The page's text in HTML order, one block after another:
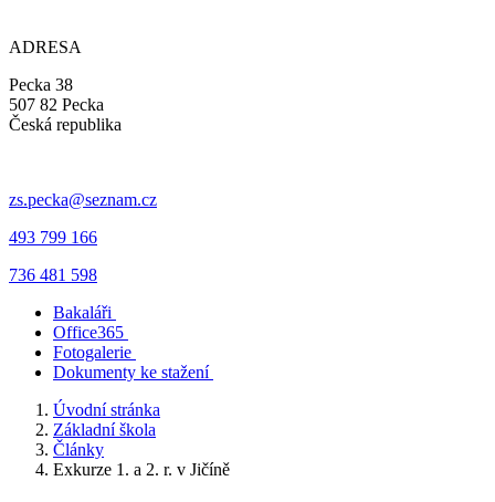
ADRESA
Pecka 38
507 82 Pecka
Česká republika
zs.pecka@seznam.cz
493 799 166
736 481 598
Bakaláři
Office365
Fotogalerie
Dokumenty ke stažení
Úvodní stránka
Základní škola
Články
Exkurze 1. a 2. r. v Jičíně